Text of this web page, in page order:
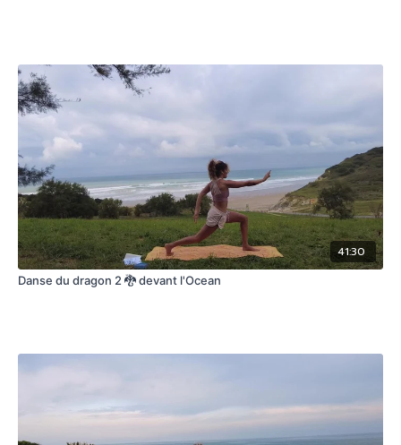
41:30
Danse du dragon 2 🐉 devant l'Ocean